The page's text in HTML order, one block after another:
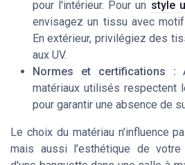
pour l'intérieur. Pour un style
envisagez un tissu avec
En extérieur, privilégiez des
aux UV.
Normes et certifications :
matériaux utilisés respectent
pour garantir une absence de
Le choix du matériau n'influence
mais aussi l'esthétique de